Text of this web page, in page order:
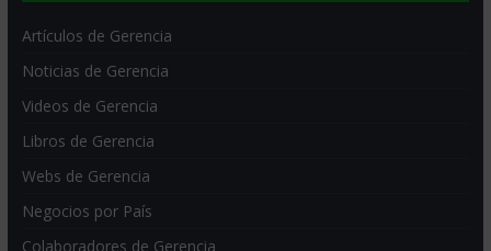
Artículos de Gerencia
Noticias de Gerencia
Videos de Gerencia
Libros de Gerencia
Webs de Gerencia
Negocios por País
Colaboradores de Gerencia